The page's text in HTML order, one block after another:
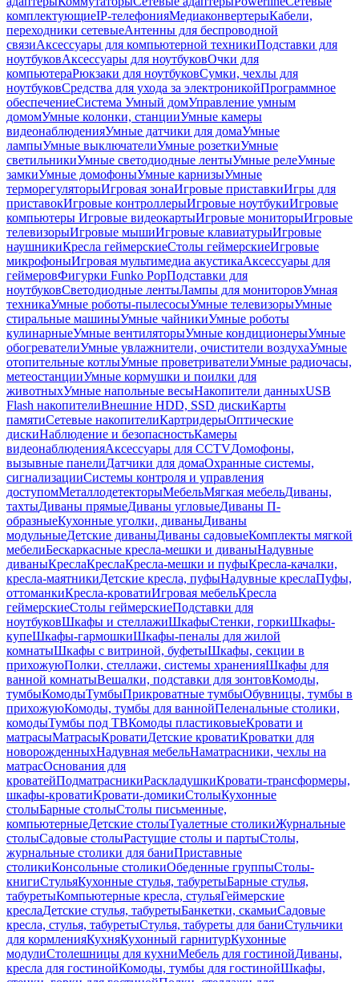
комплектующиеIP-телефонияМедиаконвертерыКабели,
переходники сетевыеАнтенны для беспроводной
связиАксессуары для компьютерной техникиПодставки для
ноутбуковАксессуары для ноутбуковОчки для
компьютераРюкзаки для ноутбуковСумки, чехлы для
ноутбуковСредства для ухода за электроникойПрограммное
обеспечениеСистема Умный домУправление умным
домомУмные колонки, станцииУмные камеры
видеонаблюденияУмные датчики для домаУмные
лампыУмные выключателиУмные розеткиУмные
светильникиУмные светодиодные лентыУмные релеУмные
замкиУмные домофоныУмные карнизыУмные
терморегуляторыИгровая зонаИгровые приставкиИгры для
приставокИгровые контроллерыИгровые ноутбукиИгровые
компьютеры Игровые видеокартыИгровые мониторыИгровые
телевизорыИгровые мышиИгровые клавиатурыИгровые
наушникиКресла геймерскиеСтолы геймерскиеИгровые
микрофоныИгровая мультимедиа акустикаАксессуары для
геймеровФигурки Funko PopПодставки для
ноутбуковСветодиодные лентыЛампы для мониторовУмная
техникаУмные роботы-пылесосыУмные телевизорыУмные
стиральные машиныУмные чайникиУмные роботы
кулинарныеУмные вентиляторыУмные кондиционерыУмные
обогревателиУмные увлажнители, очистители воздухаУмные
отопительные котлыУмные проветривателиУмные радиочасы,
метеостанцииУмные кормушки и поилки для
животныхУмные напольные весыНакопители данныхUSB
Flash накопителиВнешние HDD, SSD дискиКарты
памятиСетевые накопителиКартридерыОптические
дискиНаблюдение и безопасностьКамеры
видеонаблюденияАксессуары для CCTVДомофоны,
вызывные панелиДатчики для домаОхранные системы,
сигнализацииСистемы контроля и управления
доступомМеталлодетекторыМебельМягкая мебельДиваны,
тахтыДиваны прямыеДиваны угловыеДиваны П-
образныеКухонные уголки, диваныДиваны
модульныеДетские диваныДиваны садовыеКомплекты мягкой
мебелиБескаркасные кресла-мешки и диваныНадувные
диваныКреслаКреслаКресла-мешки и пуфыКресла-качалки,
кресла-маятникиДетские кресла, пуфыНадувные креслаПуфы,
оттоманкиКресла-кроватиИгровая мебельКресла
геймерскиеСтолы геймерскиеПодставки для
ноутбуковШкафы и стеллажиШкафыСтенки, горкиШкафы-
купеШкафы-гармошкиШкафы-пеналы для жилой
комнатыШкафы с витриной, буфетыШкафы, секции в
прихожуюПолки, стеллажи, системы храненияШкафы для
ванной комнатыВешалки, подставки для зонтовКомоды,
тумбыКомодыТумбыПрикроватные тумбыОбувницы, тумбы в
прихожуюКомоды, тумбы для ваннойПеленальные столики,
комодыТумбы под ТВКомоды пластиковыеКровати и
матрасыМатрасыКроватиДетские кроватиКроватки для
новорожденныхНадувная мебельНаматрасники, чехлы на
матрасОснования для
кроватейПодматрасникиРаскладушкиКровати-трансформеры,
шкафы-кроватиКровати-домикиСтолыКухонные
столыБарные столыСтолы письменные,
компьютерныеДетские столыТуалетные столикиЖурнальные
столыСадовые столыРастущие столы и партыСтолы,
журнальные столики для баниПриставные
столикиКонсольные столикиОбеденные группыСтолы-
книгиСтульяКухонные стулья, табуретыБарные стулья,
табуретыКомпьютерные кресла, стульяГеймерские
креслаДетские стулья, табуретыБанкетки, скамьиСадовые
кресла, стулья, табуретыСтулья, табуреты для баниСтульчики
для кормленияКухняКухонный гарнитурКухонные
модулиСтолешницы для кухниМебель для гостинойДиваны,
кресла для гостинойКомоды, тумбы для гостинойШкафы,